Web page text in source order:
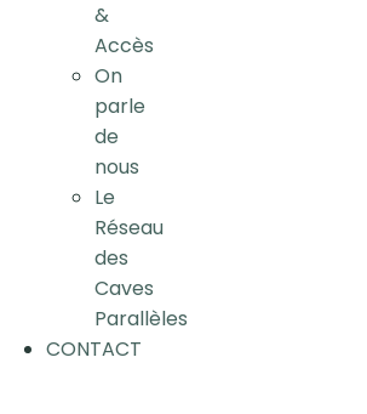
&
Accès
On
parle
de
nous
Le
Réseau
des
Caves
Parallèles
CONTACT